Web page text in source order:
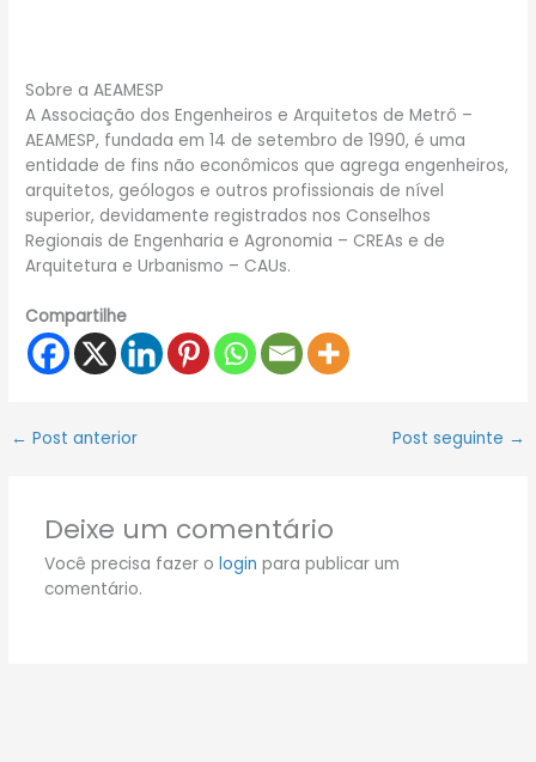
Sobre a AEAMESP
A Associação dos Engenheiros e Arquitetos de Metrô –
AEAMESP, fundada em 14 de setembro de 1990‏, é uma
entidade de fins não econômicos que agrega engenheiros,
arquitetos, geólogos e outros profissionais de nível
superior, devidamente registrados nos Conselhos
Regionais de Engenharia e Agronomia – CREAs e de
Arquitetura e Urbanismo – CAUs.
Compartilhe
← Post anterior Post seguinte →
Deixe um comentário
Você precisa fazer o login para publicar um
comentário.